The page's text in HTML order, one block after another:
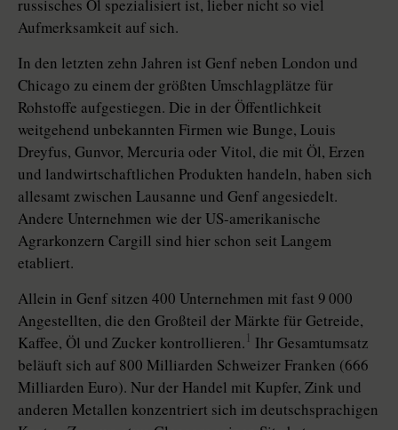
russisches Öl spezialisiert ist, lieber nicht so viel
Aufmerksamkeit auf sich.
In den letzten zehn Jahren ist Genf neben London und
Chicago zu einem der größten Umschlagplätze für
Rohstoffe aufgestiegen. Die in der Öffentlichkeit
weitgehend unbekannten Firmen wie Bunge, Louis
Dreyfus, Gunvor, Mercuria oder Vitol, die mit Öl, Erzen
und landwirtschaftlichen Produkten handeln, haben sich
allesamt zwischen Lausanne und Genf angesiedelt.
Andere Unternehmen wie der US-amerikanische
Agrarkonzern Cargill sind hier schon seit Langem
etabliert.
Allein in Genf sitzen 400 Unternehmen mit fast 9 000
Angestellten, die den Großteil der Märkte für Getreide,
Kaffee, Öl und Zucker kontrollieren. 1 Ihr Gesamtumsatz
beläuft sich auf 800 Milliarden Schweizer Franken (666
Milliarden Euro). Nur der Handel mit Kupfer, Zink und
anderen Metallen konzentriert sich im deutschsprachigen